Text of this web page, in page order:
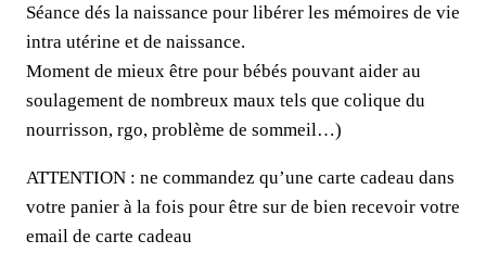
Séance dés la naissance pour libérer les mémoires de vie
intra utérine et de naissance.
Moment de mieux être pour bébés pouvant aider au
soulagement de nombreux maux tels que colique du
nourrisson, rgo, problème de sommeil…)
ATTENTION : ne commandez qu’une carte cadeau dans
votre panier à la fois pour être sur de bien recevoir votre
email de carte cadeau